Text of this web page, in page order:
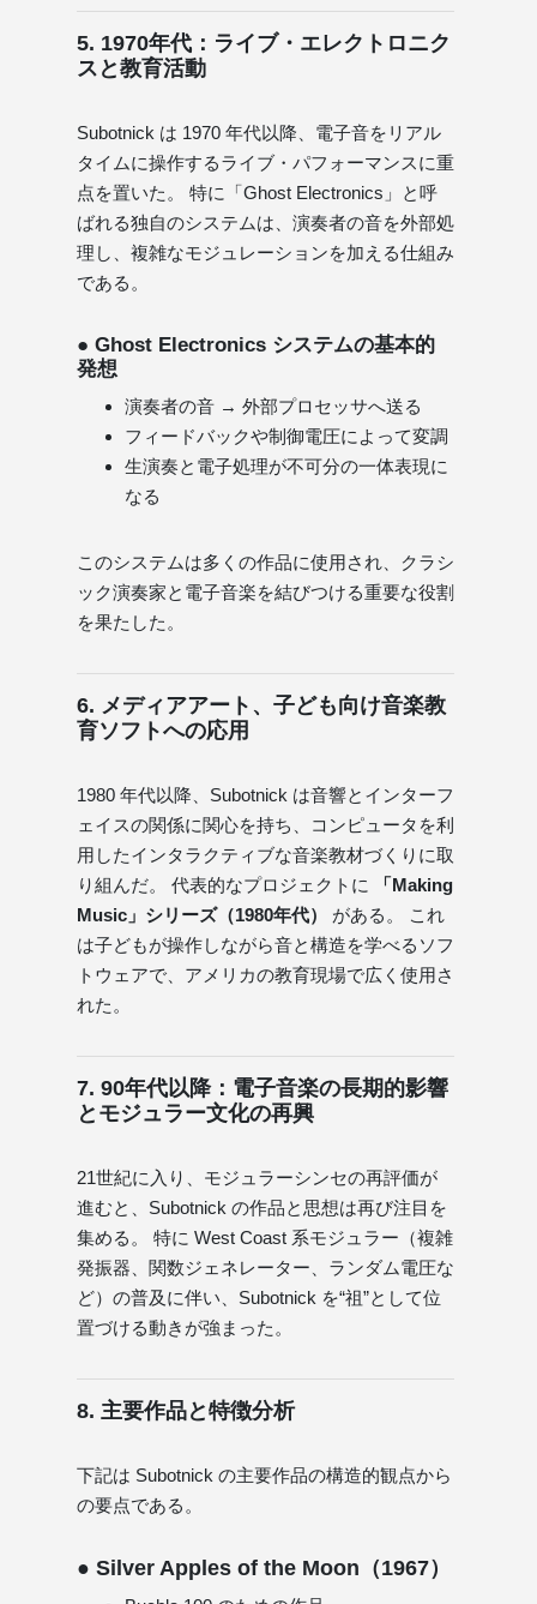
5. 1970年代：ライブ・エレクトロニク
スと教育活動
Subotnick は 1970 年代以降、電子音をリアル
タイムに操作するライブ・パフォーマンスに重
点を置いた。 特に「Ghost Electronics」と呼
ばれる独自のシステムは、演奏者の音を外部処
理し、複雑なモジュレーションを加える仕組み
である。
● Ghost Electronics システムの基本的
発想
演奏者の音 → 外部プロセッサへ送る
フィードバックや制御電圧によって変調
生演奏と電子処理が不可分の一体表現に
なる
このシステムは多くの作品に使用され、クラシ
ック演奏家と電子音楽を結びつける重要な役割
を果たした。
6. メディアアート、子ども向け音楽教
育ソフトへの応用
1980 年代以降、Subotnick は音響とインターフ
ェイスの関係に関心を持ち、コンピュータを利
用したインタラクティブな音楽教材づくりに取
り組んだ。 代表的なプロジェクトに
「Making
Music」シリーズ（1980年代）
がある。 これ
は子どもが操作しながら音と構造を学べるソフ
トウェアで、アメリカの教育現場で広く使用さ
れた。
7. 90年代以降：電子音楽の長期的影響
とモジュラー文化の再興
21世紀に入り、モジュラーシンセの再評価が
進むと、Subotnick の作品と思想は再び注目を
集める。 特に West Coast 系モジュラー（複雑
発振器、関数ジェネレーター、ランダム電圧な
ど）の普及に伴い、Subotnick を“祖”として位
置づける動きが強まった。
8. 主要作品と特徴分析
下記は Subotnick の主要作品の構造的観点から
の要点である。
● Silver Apples of the Moon（1967）